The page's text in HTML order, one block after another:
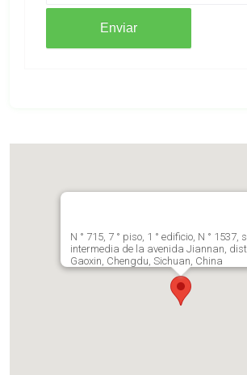
Enviar
N ° 715, 7 ° piso, 1 ° edificio, N ° 1537,
intermedia de la avenida Jiannan,
Gaoxin, Chengdu, Sichuan, China